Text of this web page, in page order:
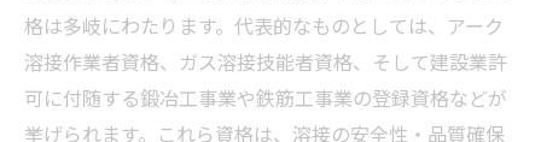
格は多岐にわたります。代表的なものとしては、アーク
溶接作業者資格、ガス溶接技能者資格、そして建設業許
可に付随する鍛冶工事業や鉄筋工事業の登録資格などが
挙げられます。これら資格は、溶接の安全性・品質確保